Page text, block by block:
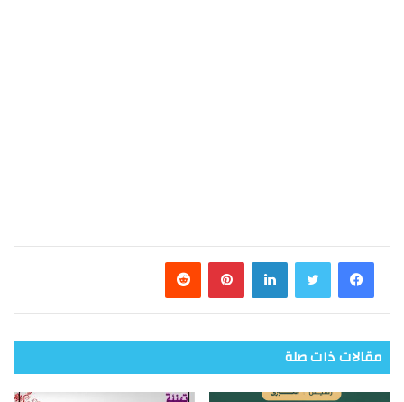
فيسبوك تويتر لينكدإن بينتيريست
مقالات ذات صلة